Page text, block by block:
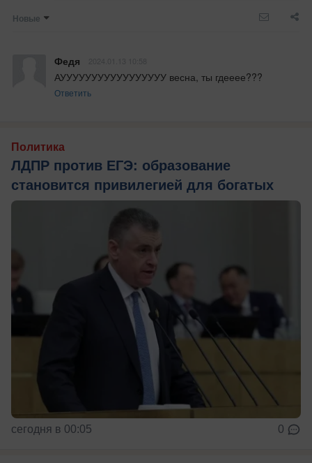
Новые
Федя
АУУУУУУУУУУУУУУУУУ весна, ты гдееее???
Ответить
Политика
ЛДПР против ЕГЭ: образование
становится привилегией для богатых
сегодня в 00:05 0